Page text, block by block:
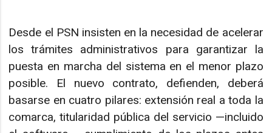
Desde el PSN insisten en la necesidad de acelerar
los trámites administrativos para garantizar la
puesta en marcha del sistema en el menor plazo
posible. El nuevo contrato, defienden, deberá
basarse en cuatro pilares: extensión real a toda la
comarca, titularidad pública del servicio —incluido